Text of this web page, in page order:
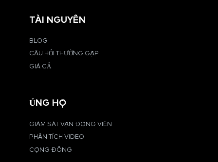
TÀI NGUYÊN
BLOG
CÂU HỎI THƯỜNG GẶP
GIÁ CẢ
ỦNG HỘ
GIÁM SÁT VẬN ĐỘNG VIÊN
PHÂN TÍCH VIDEO
CỘNG ĐỒNG